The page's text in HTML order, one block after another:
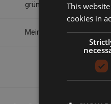
grün
Mein schöner Garten
This
cookies in